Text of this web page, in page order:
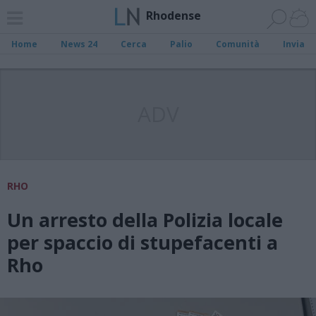
Rhodense
Home News 24 Cerca Palio Comunità Invia
RHO
Un arresto della Polizia locale
per spaccio di stupefacenti a
Rho